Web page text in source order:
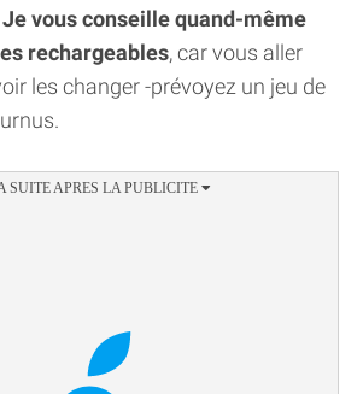
vous conseille quand-même
rechargeables, car vous aller
les changer -prévoyez un jeu de